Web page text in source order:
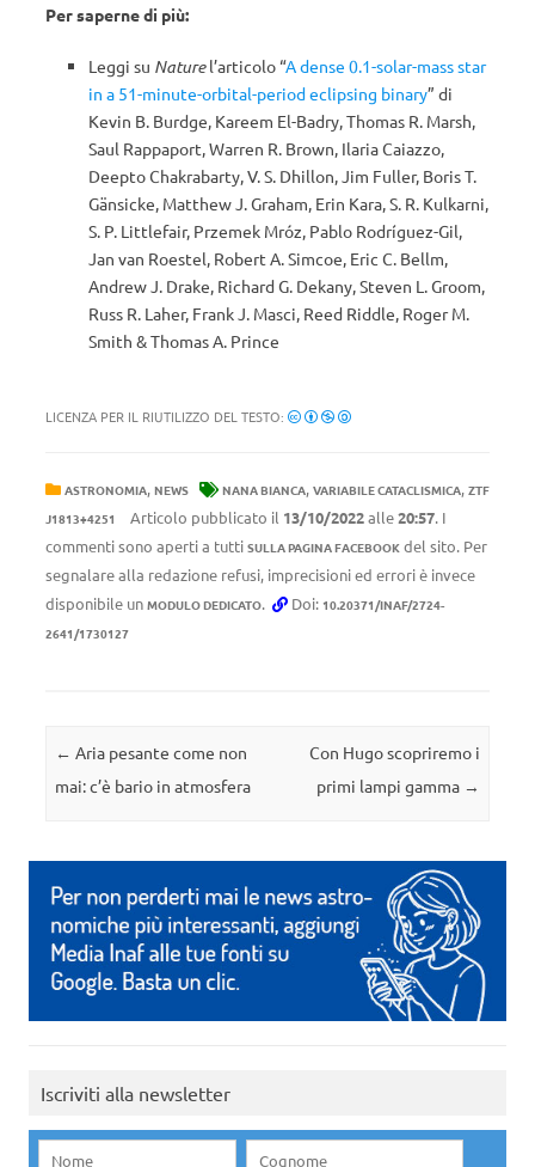
Per saperne di più:
Leggi su Naturel’articolo “A dense 0.1-solar-mass star
in a 51-minute-orbital-period eclipsing binary” di
Kevin B. Burdge, Kareem El-Badry, Thomas R. Marsh,
Saul Rappaport, Warren R. Brown, Ilaria Caiazzo,
Deepto Chakrabarty, V. S. Dhillon, Jim Fuller, Boris T.
Gänsicke, Matthew J. Graham, Erin Kara, S. R. Kulkarni,
S. P. Littlefair, Przemek Mróz, Pablo Rodríguez-Gil,
Jan van Roestel, Robert A. Simcoe, Eric C. Bellm,
Andrew J. Drake, Richard G. Dekany, Steven L. Groom,
Russ R. Laher, Frank J. Masci, Reed Riddle, Roger M.
Smith & Thomas A. Prince
LICENZA PER IL RIUTILIZZO DEL TESTO:
ASTRONOMIA, NEWS NANA BIANCA, VARIABILE CATACLISMICA, ZTF
J1813+4251
Articolo pubblicato il 13/10/2022alle20:57. I
commenti sono aperti a tutti SULLA PAGINA FACEBOOK del sito. Per
segnalare alla redazione refusi, imprecisioni ed errori è invece
disponibile un MODULO DEDICATO. Doi: 10.20371/INAF/2724-
2641/1730127
Navigazione articolo
← Aria pesante come non
mai: c’è bario in atmosfera
Con Hugo scopriremo i
primi lampi gamma →
Iscriviti alla newsletter